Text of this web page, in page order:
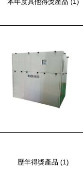
歷年得獎產品 (1)